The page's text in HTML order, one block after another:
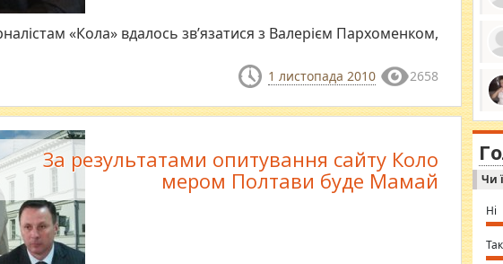
«Кола» вдалось зв’язатися з Валерієм Пархоменком,
1 листопада 2010 2658
За результатами опитування сайту Коло
мером Полтави буде Мамай
за
ми
in
⇒
Чи
Ні
Так